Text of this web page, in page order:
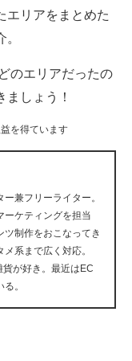
エリアをまとめた
のエリアだったの
しょう！
を得ています
兼フリーライター。
ーケティングを担当
ツ制作をおこなってき
系まで広く対応。
が好き。最近はEC
。